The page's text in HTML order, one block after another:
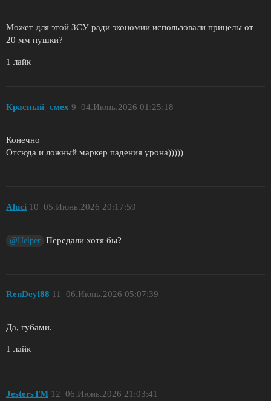
Может для этой ЗСУ ради экономии использовали прицелы от
20 мм пушки?
1 лайк
Красный_смех 04.Июнь.2026 01:25:18
9
Конечно
Отсюда и ложный маркер падения урона)))))
Aluci 05.Июнь.2026 20:17:59
10
@Helper Передали хотя бы?
RenDeyl88 06.Июнь.2026 05:07:39
11
Да, губами.
1 лайк
JestersTM 06.Июнь.2026 21:03:41
12